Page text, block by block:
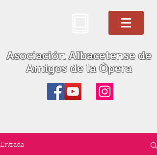
Asociación Albacetense de
Amigos de la Ópera
Entrada